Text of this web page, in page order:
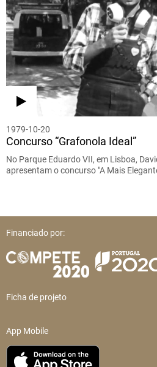
1979-10-20
Concurso “Grafonola Ideal”
No Parque Eduardo VII, em Lisboa,
apresentam o concurso "A Mais
Financiado por:
Ficha de projeto
App Mobile